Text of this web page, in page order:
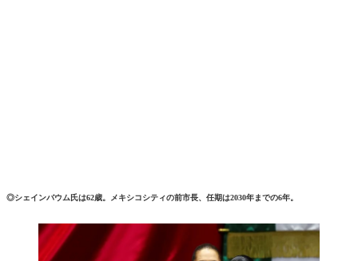
◎シェインバウム氏は62歳。メキシコシティの前市長、任期は2030年までの6年。